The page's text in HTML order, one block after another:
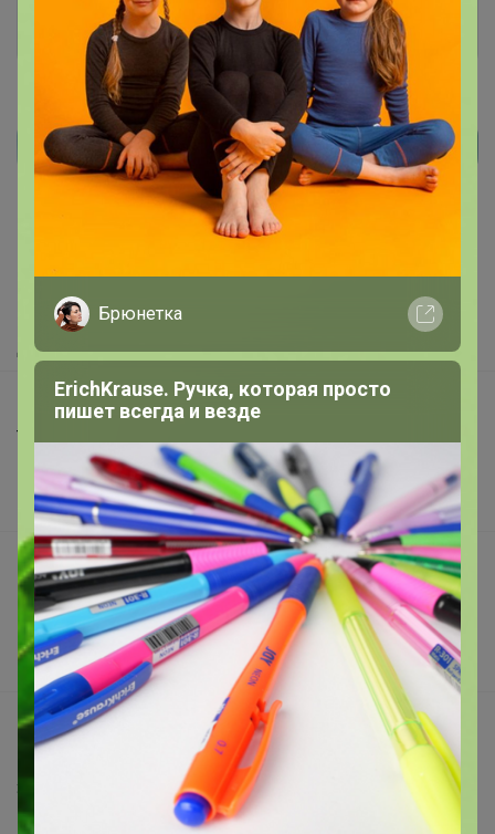
Войти Зарегистрироваться
Реклама
Как здесь все устроено?
Как сделать заказ?
Как получить?
Доставка
Шоурумы
Торговые марки
Наша команда
В наличии
Подарочные сертификаты
Реклама на сайте
Поставщикам
Вакансии
support@24-ok.ru
Написать в поддержку
Защита покупателя
Помощь
Брюнетка
ErichKrause. Ручка, которая просто
пишет всегда и везде